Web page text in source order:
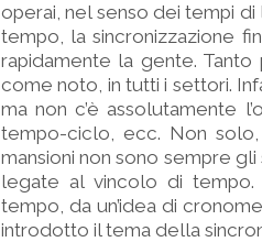
operai, nel senso dei tempi
tempo, la sincronizzazione
rapidamente la gente.
come noto, in tutti i settori.
ma non c’è assolutamente
tempo-ciclo, ecc. Non
mansioni non sono sempre
legate al vincolo di
tempo, da un’idea di
introdotto il tema della